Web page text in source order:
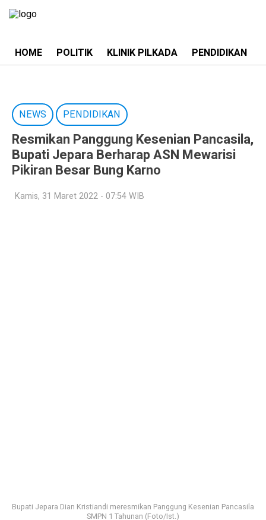
HOME POLITIK KLINIK PILKADA PENDIDIKAN
NEWS PENDIDIKAN
Resmikan Panggung Kesenian Pancasila,
Bupati Jepara Berharap ASN Mewarisi
Pikiran Besar Bung Karno
Kamis, 31 Maret 2022 - 07:54 WIB
Bupati Jepara Dian Kristiandi meresmikan Panggung Kesenian Pancasila
SMPN 1 Tahunan (Foto/Ist.)